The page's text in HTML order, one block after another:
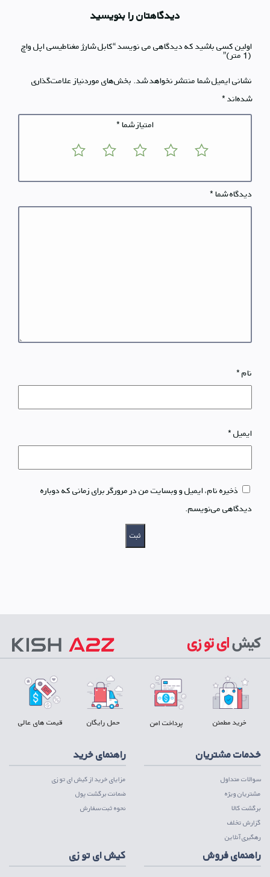
دیدگاهتان را بنویسید
اولین کسی باشید که دیدگاهی می نویسد “کابل شارژ مغناطیسی اپل واچ
(1 متر)”
نشانی ایمیل شما منتشر نخواهد شد. بخش‌های موردنیاز علامت‌گذاری
شده‌اند*
امتیاز شما*
دیدگاه شما*
نام*
ایمیل*
ذخیره نام، ایمیل و وبسایت من در مرورگر برای زمانی که دوباره
دیدگاهی می‌نویسم.
خرید مطمئن پرداخت امن حمل رایگان قیمت های عالی
خدمات مشتریان
سوالات متداول
مشتریان ویژه
برگشت کالا
گزارش تخلف
رهگیری آنلاین
راهنمای خرید
مزایای خرید از کیش ای تو زی
ضمانت برگشت پول
نحوه ثبت سفارش
راهنمای فروش کیش ای تو زی